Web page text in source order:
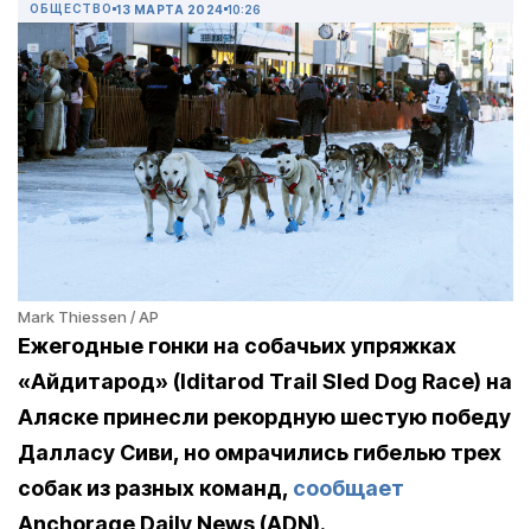
ОБЩЕСТВО 13 МАРТА 2024 10:26
Mark Thiessen / AP
Ежегодные гонки на собачьих упряжках
«Айдитарод» (Iditarod Trail Sled Dog Race) на
Аляске принесли рекордную шестую победу
Далласу Сиви, но омрачились гибелью трех
собак из разных команд, сообщает